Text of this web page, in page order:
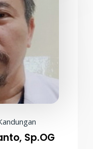
Sp.OG